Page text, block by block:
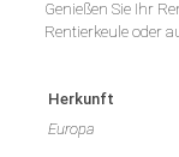
Genießen Sie Ihr
Rentierkeule oder
Herkunft
Europa